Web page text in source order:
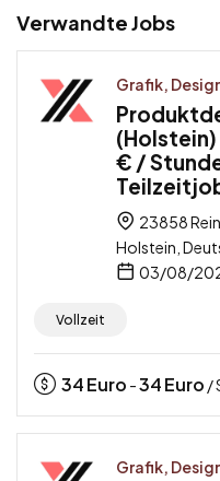
Verwandte Jobs
Grafik,
€ /
23858
Holstein,
03/08/
Vollzeit
34Euro -34Euro /
Grafik,